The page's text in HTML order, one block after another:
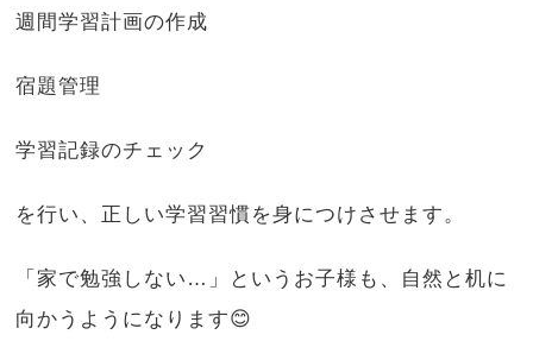
週間学習計画の作成
宿題管理
学習記録のチェック
を行い、正しい学習習慣を身につけさせます。
「家で勉強しない…」というお子様も、自然と机に
向かうようになります😊